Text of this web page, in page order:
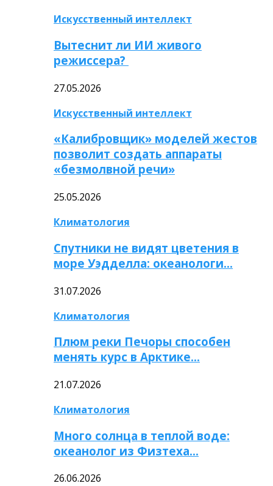
Искусственный интеллект
Вытеснит ли ИИ живого
режиссера?
27.05.2026
Искусственный интеллект
«Калибровщик» моделей жестов
позволит создать аппараты
«безмолвной речи»
25.05.2026
Климатология
Спутники не видят цветения в
море Уэдделла: океанологи…
31.07.2026
Климатология
Плюм реки Печоры способен
менять курс в Арктике…
21.07.2026
Климатология
Много солнца в теплой воде:
океанолог из Физтеха…
26.06.2026